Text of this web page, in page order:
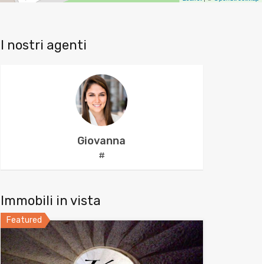
I nostri agenti
Giovanna
#
Immobili in vista
Featured